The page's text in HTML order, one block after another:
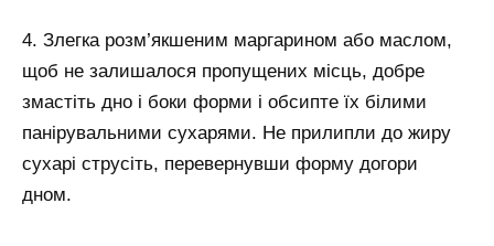
4. Злегка розм’якшеним маргарином або маслом,
щоб не залишалося пропущених місць, добре
змастіть дно і боки форми і обсипте їх білими
панірувальними сухарями. Не прилипли до жиру
сухарі струсіть, перевернувши форму догори
дном.